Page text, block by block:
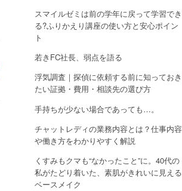
スマイルゼミは前の学年に戻って学習でき
る?ふりかえり講座の使い方と安心ポイン
ト
若きFC社長、弱点を語る
浮気調査｜探偵に依頼する前に知っておき
たい証拠・費用・相談先の選び方
手持ちが少ない場合であっても…。
チャットレディの業務内容とは？仕事内容
や働き方をわかりやすく解説
くすみもクマも“なかったこと”に。40代の
私がたどり着いた、素肌がきれいに見える
ベースメイク